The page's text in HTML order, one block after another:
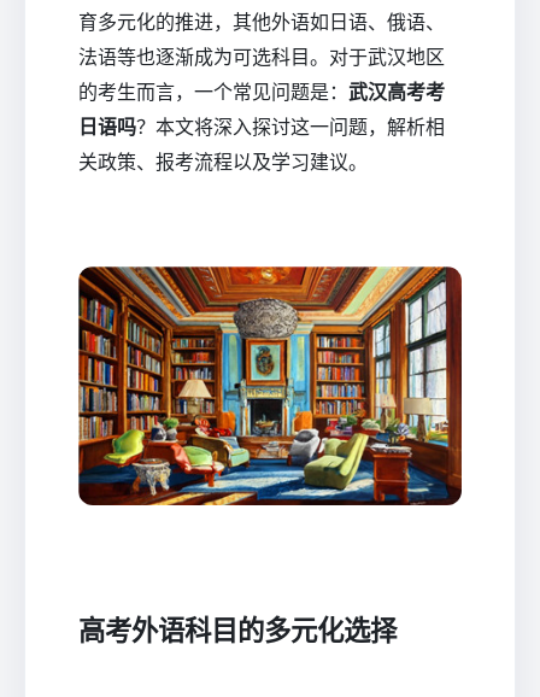
育多元化的推进，其他外语如日语、俄语、
法语等也逐渐成为可选科目。对于武汉地区
的考生而言，一个常见问题是： 武汉高考考
日语吗？本文将深入探讨这一问题，解析相
关政策、报考流程以及学习建议。
高考外语科目的多元化选择